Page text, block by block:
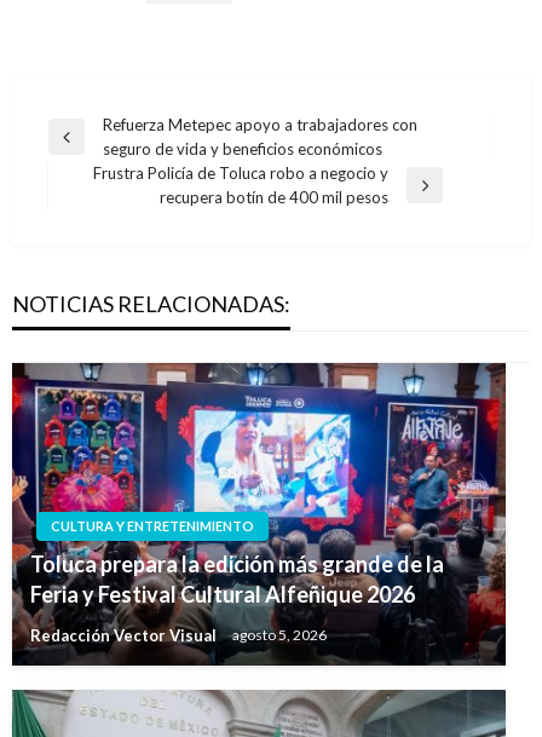
Navegación
Entrada
anterior
Refuerza Metepec apoyo a trabajadores con
seguro de vida y beneficios económicos
Frustra Policía de Toluca robo a negocio y
recupera botín de 400 mil pesos
NOTICIAS RELACIONADAS:
CULTURA Y ENTRETENIMIENTO
Toluca prepara la edición más grande de la
Feria y Festival Cultural Alfeñique 2026
Redacción Vector Visual agosto 5, 2026